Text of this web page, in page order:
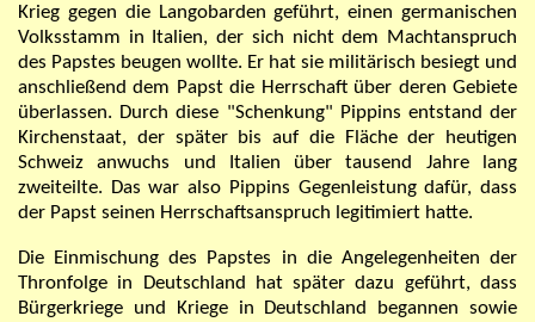
Krieg gegen die Langobarden geführt, einen germanischen
Volksstamm in Italien, der sich nicht dem Machtanspruch
des Papstes beugen wollte. Er hat sie militärisch besiegt und
anschließend dem Papst die Herrschaft über deren Gebiete
überlassen. Durch diese "Schenkung" Pippins entstand der
Kirchenstaat, der später bis auf die Fläche der heutigen
Schweiz anwuchs und Italien über tausend Jahre lang
zweiteilte. Das war also Pippins Gegenleistung dafür, dass
der Papst seinen Herrschaftsanspruch legitimiert hatte.
Die Einmischung des Papstes in die Angelegenheiten der
Thronfolge in Deutschland hat später dazu geführt, dass
Bürgerkriege und Kriege in Deutschland begannen sowie